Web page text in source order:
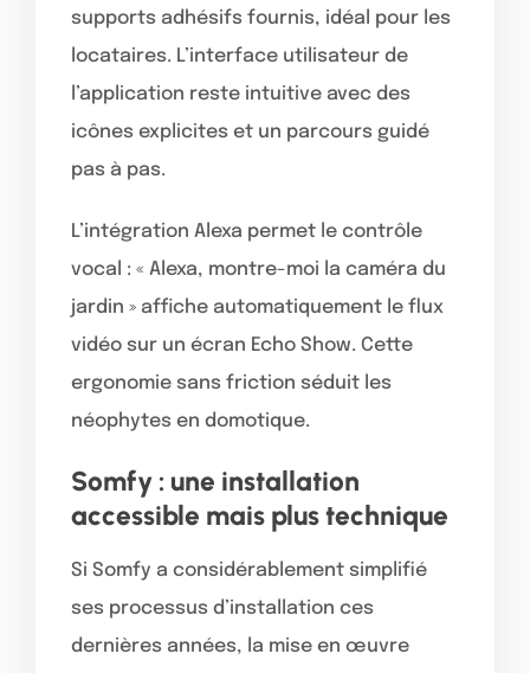
supports adhésifs fournis, idéal pour les
locataires. L’interface utilisateur de
l’application reste intuitive avec des
icônes explicites et un parcours guidé
pas à pas.
L’intégration Alexa permet le contrôle
vocal : « Alexa, montre-moi la caméra du
jardin » affiche automatiquement le flux
vidéo sur un écran Echo Show. Cette
ergonomie sans friction séduit les
néophytes en domotique.
Somfy : une installation
accessible mais plus technique
Si Somfy a considérablement simplifié
ses processus d’installation ces
dernières années, la mise en œuvre